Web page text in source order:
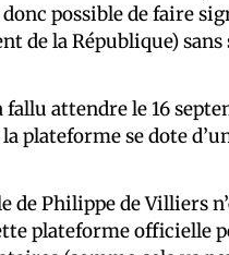
possible de faire
de la République)
fallu attendre le 16
plateforme se dote
Philippe de Villiers
plateforme officielle